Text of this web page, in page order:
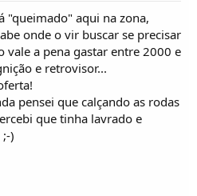
"queimado" aqui na zona,
onde o vir buscar se precisar
vale a pena gastar entre 2000 e
e retrovisor...
pensei que calçando as rodas
que tinha lavrado e
)